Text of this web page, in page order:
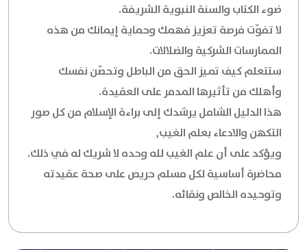
ضوء الكتاب والسنة النبوية الشريفة.
لا تفوّت فرصة تعزيز فهمك وحماية إيمانك من هذه
الممارسات الشركية والضلالات.
ستتعلم كيف تميز الحق من الباطل وتحصّن نفسك
وأهلك من تأثيرها المدمر على العقيدة.
هذا الدليل الشامل يرشدك إلى براءة الإسلام من كل صور
التكهن والادعاء بعلم الغيب,
ويؤكد على أن علم الغيب لله وحده لا شريك له في ذلك.
محاضرة أساسية لكل مسلم حريص على صحة عقيدته
وتوحيده الخالص ونقائه.